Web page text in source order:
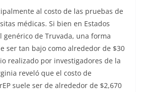
al costo de las pruebas de
médicas. Si bien en Estados
genérico de Truvada, una forma
ser tan bajo como alrededor de $30
realizado por investigadores de la
reveló que el costo de
suele ser de alrededor de $2,670